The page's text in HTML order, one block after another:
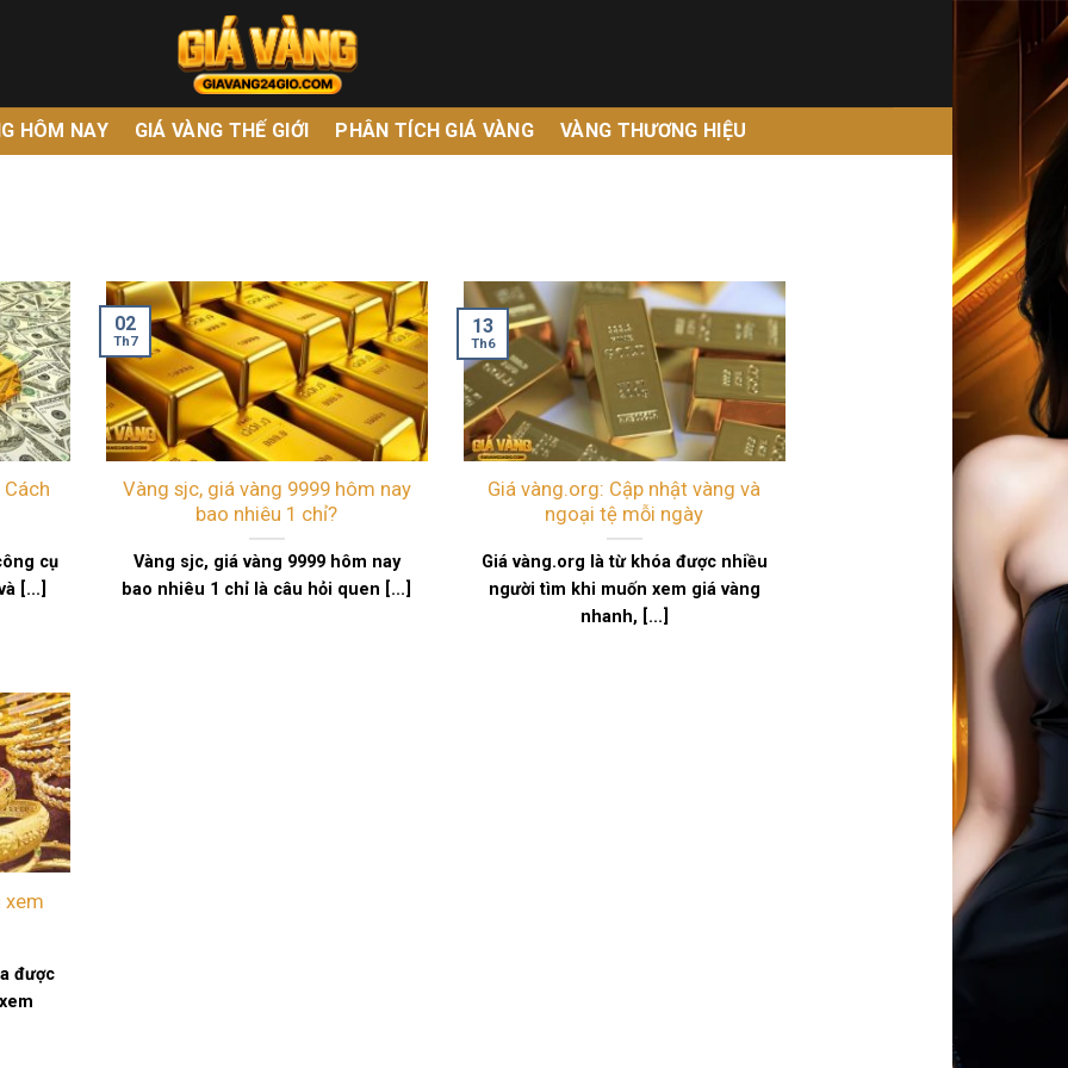
HÔM NAY GIÁ VÀNG THẾ GIỚI PHÂN TÍCH GIÁ VÀNG VÀNG THƯƠNG HIỆU
cụ
[...]
Vàng sjc, giá vàng 9999 hôm nay
bao nhiêu 1 chỉ?
Vàng sjc, giá vàng 9999 hôm nay
bao nhiêu 1 chỉ là câu hỏi quen [...]
02
Th7
Giá vàng.org: Cập nhật vàng và
ngoại tệ mỗi ngày
Giá vàng.org là từ khóa được nhiều
người tìm khi muốn xem giá vàng
nhanh, [...]
13
Th6
xem
được